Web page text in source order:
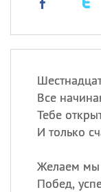
Все
Тебе
И только
Желаем мы
Побед,